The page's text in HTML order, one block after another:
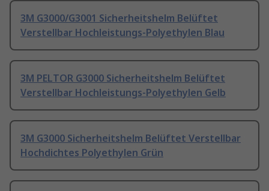
3M G3000/G3001 Sicherheitshelm Belüftet
Verstellbar Hochleistungs-Polyethylen Blau
3M PELTOR G3000 Sicherheitshelm Belüftet
Verstellbar Hochleistungs-Polyethylen Gelb
3M G3000 Sicherheitshelm Belüftet Verstellbar
Hochdichtes Polyethylen Grün